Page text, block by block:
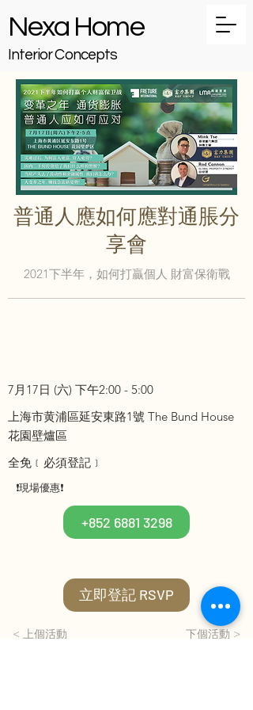
Nexa Home
Interior Concepts
普通人應如何應對通脹分
享會
2021下半年，如何打贏個人 財富保衛戰
7月17日 (六) 下午2:00 - 5:00
上海市⻩浦區延安東路1號 The Bund House
花園壁爐區
全免﹝必須登記﹞
❗現場優惠❗
+852 6881 3298
立即登記 RSVP
< 上個活動 下個活動 >